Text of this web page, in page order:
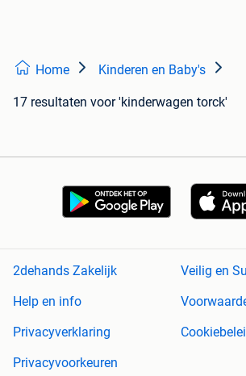
Home Kinderen en Baby's
17 resultaten voor 'kinderwagen torck'
2dehands Zakelijk
Veilig en
Help en info
Privacyverklaring
Privacyvoorkeuren